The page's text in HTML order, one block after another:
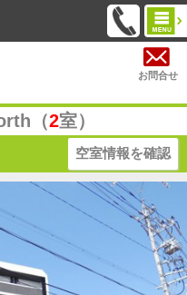
お問合せ
（2室）
空室情報を確認